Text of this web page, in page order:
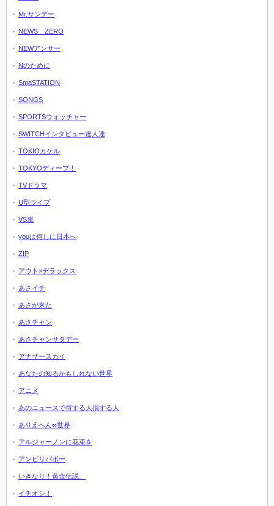
Mr.サンデー
NEWS ZERO
NEWアンサー
Nのために
SmaSTATION
SONGS
SPORTSウォッチャー
SWITCHインタビュー達人達
TOKIOカケル
TOKYOディープ！
TVドラマ
U型ライブ
VS嵐
youは何しに日本へ
ZIP
アウト×デラックス
あさイチ
あさが来た
あさチャン
あさチャンサタデー
アナザースカイ
あなたの知るかもしれない世界
アニメ
あのニュースで得する人損する人
ありえへん∞世界
アルジャーノンに花束を
アンビリバボー
いきなり！黄金伝説。
イチオシ！